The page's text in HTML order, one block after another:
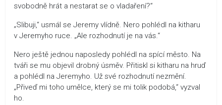
svobodně hrát a nestarat se o vladaření?“
„Slibuji,“ usmál se Jeremy vlídně. Nero pohlédl na kitharu
v Jeremyho ruce. „Ale rozhodnutí je na vás.“
Nero ještě jednou naposledy pohlédl na spící město. Na
tváři se mu objevil drobný úsměv. Přitiskl si kitharu na hruď
a pohlédl na Jeremyho. Už své rozhodnutí nezmění.
„Přiveď mi toho umělce, který se mi tolik podobá,“ vyzval
ho.